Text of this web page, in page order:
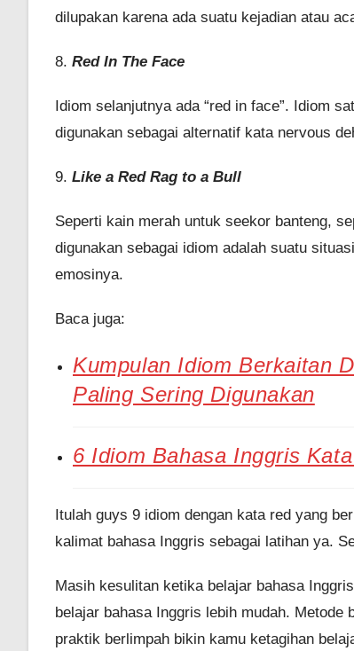
dilupakan karena ada suatu kejadian atau
8. Red In The Face
Idiom selanjutnya ada “red in face”. Idiom
digunakan sebagai alternatif kata nervous
9. Like a Red Rag to a Bull
Seperti kain merah untuk seekor banteng,
digunakan sebagai idiom adalah suatu
emosinya.
Baca juga:
Kumpulan Idiom Berkaitan
Paling Sering Digunakan
6 Idiom Bahasa Inggris
Itulah guys 9 idiom dengan kata red yang
kalimat bahasa Inggris sebagai latihan ya.
Masih kesulitan ketika belajar bahasa
belajar bahasa Inggris lebih mudah.
praktik berlimpah bikin kamu ketagihan